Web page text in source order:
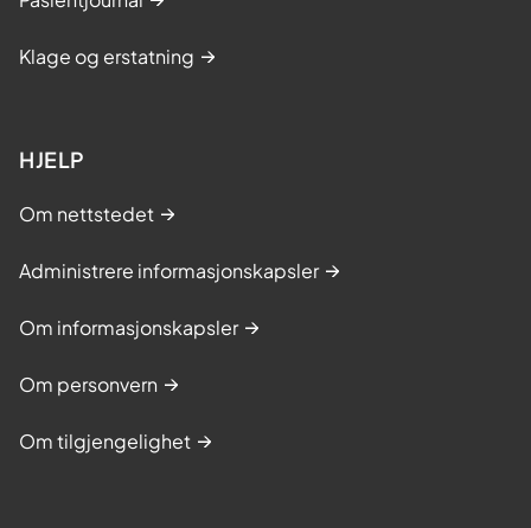
Klage og erstatning
HJELP
Om nettstedet
Administrere informasjonskapsler
Om informasjonskapsler
Om personvern
Om tilgjengelighet